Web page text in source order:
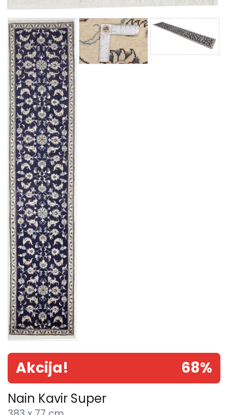
Akcija! 68%
Nain Kavir Super